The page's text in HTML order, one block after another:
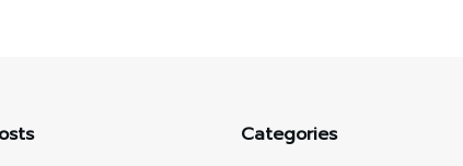
Categories